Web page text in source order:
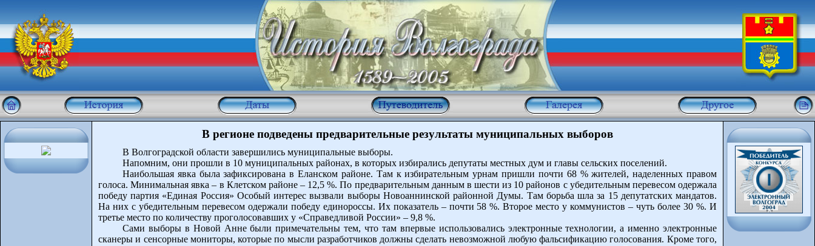
В регионе подведены предварительные результаты муниципальных выборов
В Волгоградской области завершились муниципальные выборы.
Напомним, они прошли в 10 муниципальных районах, в которых избирались депутаты местных дум и главы сельских поселений.
Наибольшая явка была зафиксирована в Еланском районе. Там к избирательным урнам пришли почти 68 % жителей, наделенных правом
голоса. Минимальная явка – в Клетском районе – 12,5 %. По предварительным данным в шести из 10 районов с убедительным перевесом одержала
победу партия «Единая Россия» Особый интерес вызвали выборы Новоаннинской районной Думы. Там борьба шла за 15 депутатских мандатов.
На них с убедительным перевесом одержали победу единороссы. Их показатель – почти 58 %. Второе место у коммунистов – чуть более 30 %. И
третье место по количеству проголосовавших у «Справедливой России» – 9,8 %.
Сами выборы в Новой Анне были примечательны тем, что там впервые использовались электронные технологии, а именно электронные
сканеры и сенсорные мониторы, которые по мысли разработчиков должны сделать невозможной любую фальсификацию голосования. Кроме того,